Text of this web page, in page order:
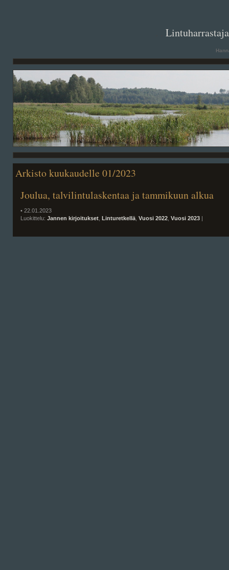
Arkisto kuukaudelle 01/2023
Joulua, talvilintulaskentaa ja tammikuun alkua
• 22.01.2023
Luokittelu: Jannen kirjoitukset Linturetkellä Vuosi 2022 Vuosi 2023 |